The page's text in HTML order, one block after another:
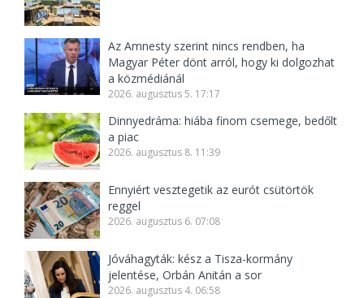
Az Amnesty szerint nincs rendben, ha
Magyar Péter dönt arról, hogy ki dolgozhat
a közmédiánál
2026. augusztus 5. 17:17
Dinnyedráma: hiába finom csemege, bedőlt
a piac
2026. augusztus 8. 11:39
Ennyiért vesztegetik az eurót csütörtök
reggel
2026. augusztus 6. 07:08
Jóváhagyták: kész a Tisza-kormány
jelentése, Orbán Anitán a sor
2026. augusztus 4. 06:58